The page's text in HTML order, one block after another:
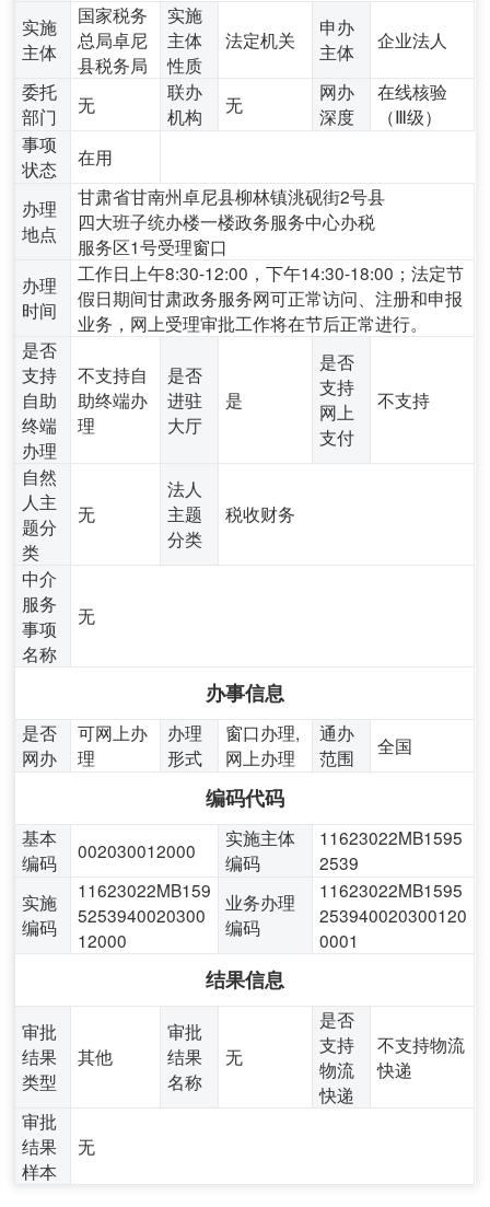
实施
主体
国家税务
总局卓尼
县税务局
实施
主体
性质
法定机关
申办
主体
企业法人
委托
部门
无
联办
机构
无
网办
深度
在线核验
（Ⅲ级）
事项
状态
在用
办理
地点
甘肃省甘南州卓尼县柳林镇洮砚街2号县
四大班子统办楼一楼政务服务中心办税
服务区1号受理窗口
办理
时间
工作日上午8:30-12:00，下午14:30-18:00；法定节
假日期间甘肃政务服务网可正常访问、注册和申报
业务，网上受理审批工作将在节后正常进行。
是否
支持
自助
终端
办理
不支持自
助终端办
理
是否
进驻
大厅
是
是否
支持
网上
支付
不支持
自然
人主
题分
类
无
法人
主题
分类
税收财务
中介
服务
事项
名称
无
办事信息
是否
网办
可网上办
理
办理
形式
窗口办理,
网上办理
通办
范围
全国
编码代码
基本
编码
002030012000
实施主体
编码
11623022MB1595
2539
实施
编码
11623022MB159
5253940020300
12000
业务办理
编码
11623022MB1595
253940020300120
0001
结果信息
审批
结果
类型
其他
审批
结果
名称
无
是否
支持
物流
快递
不支持物流
快递
审批
结果
样本
无